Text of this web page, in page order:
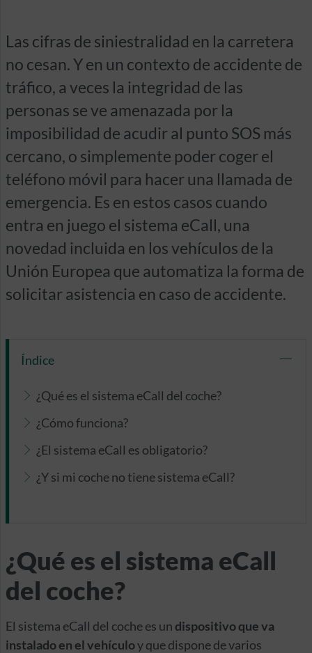
Las cifras de siniestralidad en la carretera
no cesan. Y en un contexto de accidente de
tráfico, a veces la integridad de las
personas se ve amenazada por la
imposibilidad de acudir al punto SOS más
cercano, o simplemente poder coger el
teléfono móvil para hacer una llamada de
emergencia. Es en estos casos cuando
entra en juego el sistema eCall, una
novedad incluida en los vehículos de la
Unión Europea que automatiza la forma de
solicitar asistencia en caso de accidente.
Índice
¿Qué es el sistema eCall del coche?
¿Cómo funciona?
¿El sistema eCall es obligatorio?
¿Y si mi coche no tiene sistema eCall?
¿Qué es el sistema eCall
del coche?
El sistema eCall del coche es un dispositivo que va
instalado en el vehículoy que dispone de varios